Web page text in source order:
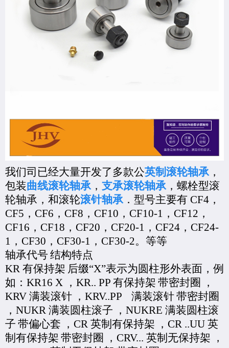
我们司已经大量开发了多款公英制滚轮轴承，
包装曲线滚轮轴承， 支承滚轮轴承，螺栓型滚
轮轴承，和滚轮滚针轴承．型号主要有 CF4 ，
CF5 ， CF6 ， CF8 ， CF10 ， CF10-1 ， CF12 ，
CF16 ， CF18 ， CF20 ， CF20-1 ， CF24 ， CF24-
1 ， CF30 ， CF30-1 ， CF30-2。等等
轴承代号结构特点
KR 有保持架 后缀“X”表示为圆柱形外表面，例
如： KR16 X ， KR.. PP 有保持架 带密封圈
，
KRV 满装滚针 ， KRV..PP 满装滚针带密封圈
， NUKR 满装圆柱滚子 ， NUKRE 满装圆柱滚
子 带偏心套 ， CR 英制有保持架 ， CR ..UU 英
制有保持架 带密封圈 ， CRV... 英制无保持架 ，